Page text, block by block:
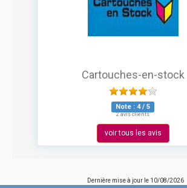
Cartouches-en-stock
Note : 4/ 5
2 avis clients
voir tous les avis
Dernière mise à jour le 10/08/2026